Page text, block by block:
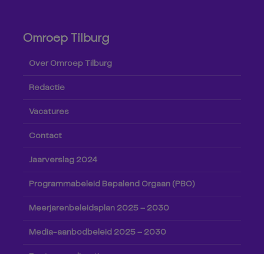
Omroep Tilburg
Over Omroep Tilburg
Redactie
Vacatures
Contact
Jaarverslag 2024
Programmabeleid Bepalend Orgaan (PBO)
Meerjarenbeleidsplan 2025 – 2030
Media-aanbodbeleid 2025 – 2030